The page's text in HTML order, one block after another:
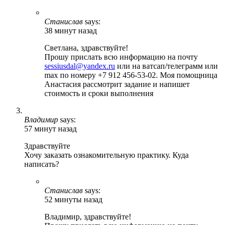
Станислав says:
38 минут назад
Светлана, здравствуйте!
Прошу прислать всю информацию на почту
sessiusdal@yandex.ru или на ватсап/телеграмм или
max по номеру +7 912 456-53-02. Моя помощница
Анастасия рассмотрит задание и напишет
стоимость и сроки выполнения
Владимир says:
57 минут назад
Здравствуйте
Хочу заказать ознакомительную практику. Куда
написать?
Станислав says:
52 минуты назад
Владимир, здравствуйте!